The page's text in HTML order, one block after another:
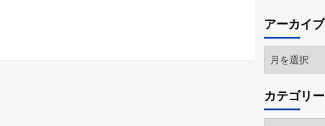
アーカイブ
ア
ー
イ
ブ
カテゴリー